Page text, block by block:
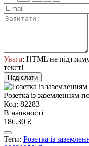
Увага: HTML не
текст!
Надіслати
Розетка із заземленням
Код: 82283
В наявності
186.30 ₴
Теги: Розетка із